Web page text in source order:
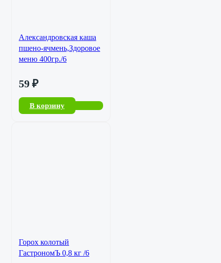
Александровская каша
пшено-ячмень,Здоровое
меню 400гр./6
59 ₽
В корзину
Горох колотый
ГастрономЪ 0,8 кг /6